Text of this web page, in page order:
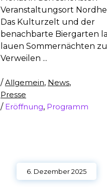
Veranstaltungsort
Das Kulturzelt und der
benachbarte Biergarten
lauen Sommernächten
Verweilen
/Allgemein, News,
Presse
/ Eröffnung, Programm
6. Dezember 2025